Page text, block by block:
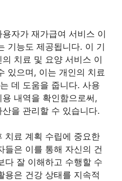
자가 재가급여 서비스 이
기능도 제공됩니다. 이 기
치료 및 요양 서비스 이
있으며, 이는 개인의 치료
데 도움을 줍니다. 사용
내역을 확인함으로써,
을 관리할 수 있습니다.
치료 계획 수립에 중요한
들은 이를 통해 자신의 건
다 잘 이해하고 수행할 수
용은 건강 상태를 지속적